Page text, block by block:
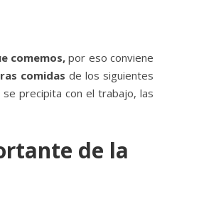
comemos, por eso conviene
comidas de los siguientes
precipita con el trabajo, las
de la